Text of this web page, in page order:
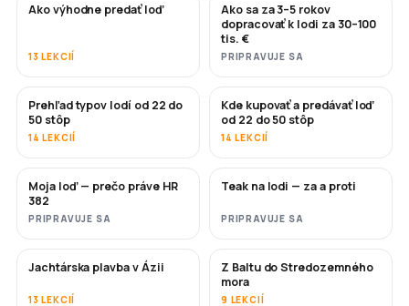
NOVÉ
Ako výhodne predať loď
13 LEKCIÍ
NOVÉ
Ako sa za 3–5 rokov
dopracovať k lodi za 30–100
tis. €
PRIPRAVUJE SA
ČOSKORO
Prehľad typov lodí od 22 do
50 stôp
14 LEKCIÍ
ČOSKORO
Kde kupovať a predávať loď
od 22 do 50 stôp
14 LEKCIÍ
ČOSKORO
Moja loď — prečo práve HR
382
PRIPRAVUJE SA
ČOSKORO
Teak na lodi — za a proti
PRIPRAVUJE SA
ČOSKORO
Jachtárska plavba v Ázii
13 LEKCIÍ
ČOSKORO
Z Baltu do Stredozemného
mora
9 LEKCIÍ